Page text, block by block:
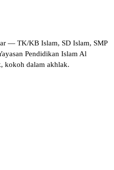
— TK/KB Islam, SD Islam, SMP
Pendidikan Islam Al
kokoh dalam akhlak.